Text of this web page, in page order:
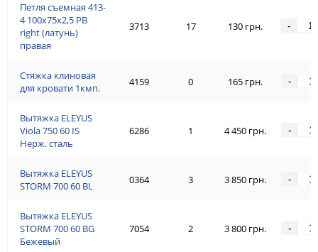
Петля съемная 413-
4 100x75x2,5 PB
right (латунь)
правая
Стяжка клиновая
для кровати 1кмп.
Вытяжка ELEYUS
Viola 750 60 IS
Нерж. сталь
Вытяжка ELEYUS
STORM 700 60 BL
Вытяжка ELEYUS
STORM 700 60 BG
Бежевый
3713 17 130 грн. -
4159 0 165 грн. -
6286 1 4 450 грн. -
0364 3 3 850 грн. -
7054 2 3 800 грн. -